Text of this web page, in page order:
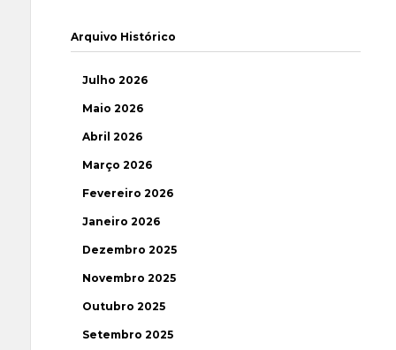
Arquivo Histórico
Julho 2026
Maio 2026
Abril 2026
Março 2026
Fevereiro 2026
Janeiro 2026
Dezembro 2025
Novembro 2025
Outubro 2025
Setembro 2025